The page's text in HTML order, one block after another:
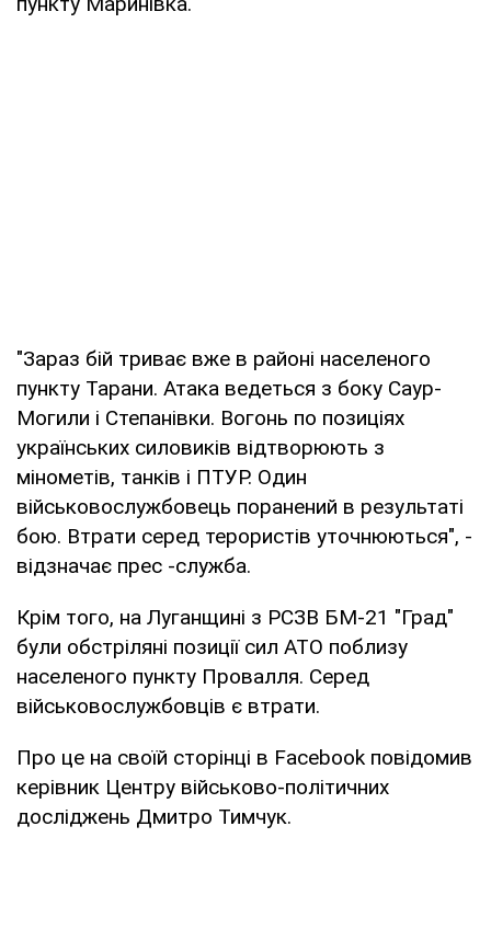
"Зараз бій триває вже в районі населеного
пункту Тарани. Атака ведеться з боку Саур-
Могили і Степанівки. Вогонь по позиціях
українських силовиків відтворюють з
мінометів, танків і ПТУР. Один
військовослужбовець поранений в результаті
бою. Втрати серед терористів уточнюються", -
відзначає прес -служба.
Крім того, на Луганщині з РСЗВ БМ-21 "Град"
були обстріляні позиції сил АТО поблизу
населеного пункту Провалля. Серед
військовослужбовців є втрати.
Про це на своїй сторінці в Facebook повідомив
керівник Центру військово-політичних
досліджень Дмитро Тимчук.